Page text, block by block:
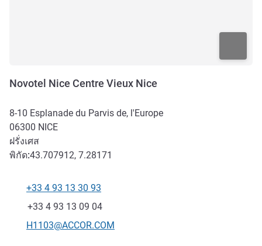
Novotel Nice Centre Vieux Nice
8-10 Esplanade du Parvis de, l'Europe
06300 NICE
ฝรั่งเศส
พิกัด:43.707912, 7.28171
โทรศัพท์
+33 4 93 13 30 93
แฟกซ์
+33 4 93 13 09 04
อีเมลติดต่อ
H1103@ACCOR.COM